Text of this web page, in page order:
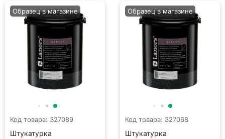
Код товара: 327089
Штукатурка
Образец в магазине
Код товара: 327068
Штукатурка
Образец в магазине